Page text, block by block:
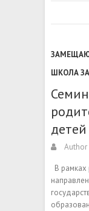
ШКОЛА
Author
В рамках